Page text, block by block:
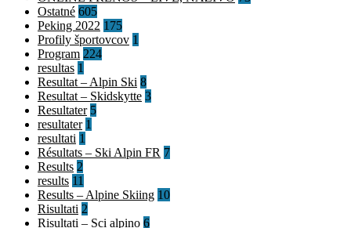
Ostatné 605
Peking 2022 175
Profily športovcov 1
Program 224
resultas 1
Resultat – Alpin Ski 8
Resultat – Skidskytte 3
Resultater 5
resultater 1
resultati 1
Résultats – Ski Alpin FR 7
Results 2
results 11
Results – Alpine Skiing 10
Risultati 2
Risultati – Sci alpino 6